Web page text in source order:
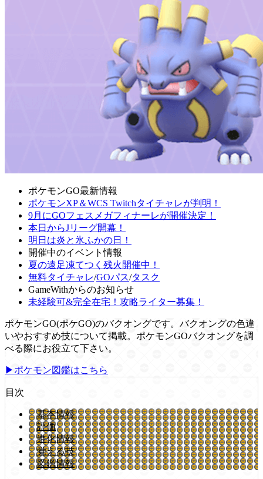
ポケモンGO最新情報
ポケモンXP＆WCS Twitchタイチャレが判明！
9月にGOフェスメガフィナーレが開催決定！
本日からJリーグ開幕！
明日は炎と氷ふかの日！
開催中のイベント情報
夏の遠足凍てつく残火開催中！
無料タイチャレ/GOパス/タスク
GameWithからのお知らせ
未経験可&完全在宅！攻略ライター募集！
ポケモンGO(ポケGO)のバクオングです。バクオングの色違
いやおすすめ技について掲載。ポケモンGOバクオングを調
べる際にお役立て下さい。
▶ポケモン図鑑はこちら
目次
基本情報
評価
進化情報
覚える技
図鑑情報